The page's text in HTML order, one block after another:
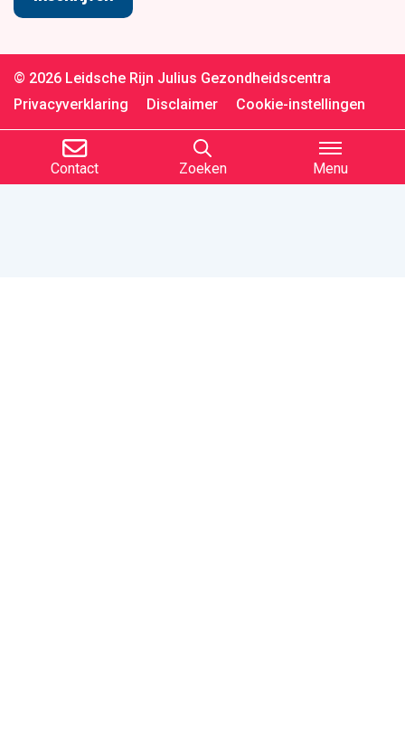
© 2026 Leidsche Rijn Julius Gezondheidscentra
Privacyverklaring
Disclaimer Cookie-instellingen
Contact Zoeken Menu